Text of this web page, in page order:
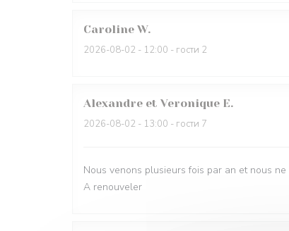
Caroline W
2026-08-02 - 12:00 - гости 2
Alexandre et Veronique E
2026-08-02 - 13:00 - гости 7
Nous venons plusieurs fois par an et nous
A renouveler